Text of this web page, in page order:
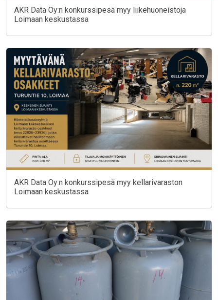
AKR Data Oy:n konkurssipesä myy liikehuoneistoja
Loimaan keskustassa
AKR Data Oy:n konkurssipesä myy kellarivaraston
Loimaan keskustassa